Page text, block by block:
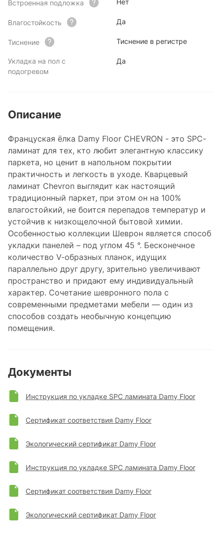
Встроенная подложка Нет
Влагостойкость Да
Тиснение Тиснение в регистре
Укладка на пол с
подогревом
Да
Описание
Француская ёлка Damy Floor CHEVRON - это SPC-
ламинат для тех, кто любит элегантную классику
паркета, но ценит в напольном покрытии
практичность и легкость в уходе. Кварцевый
ламинат Chevron выглядит как настоящий
традиционный паркет, при этом он на 100%
влагостойкий, не боится перепадов температур и
устойчив к низкощелочной бытовой химии.
Особенностью коллекции Шеврон является способ
укладки панелей – под углом 45 °. Бесконечное
количество V-образных планок, идущих
параллельно друг другу, зрительно увеличивают
пространство и придают ему индивидуальный
характер. Сочетание шевронного пола с
современными предметами мебели — один из
способов создать необычную концепцию
помещения.
Документы
Инструкция по укладке SPC ламината Damy Floor
Сертификат соответствия Damy Floor
Экологический сертификат Damy Floor
Инструкция по укладке SPC ламината Damy Floor
Сертификат соответствия Damy Floor
Экологический сертификат Damy Floor